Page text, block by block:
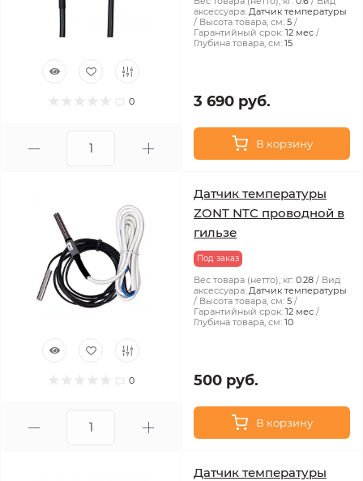
0
аксессуара: Датчик температуры
Высота товара, см: 5
Гарантийный срок: 12 мес
Глубина товара, см: 15
3 690 руб.
В корзину
0
Датчик температуры
ZONT NTC проводной в
гильзе
Под заказ
Вес товара (нетто), кг: 0.28
Вид
аксессуара: Датчик температуры
Высота товара, см: 5
Гарантийный срок: 12 мес
Глубина товара, см: 10
500 руб.
В корзину
Датчик температуры